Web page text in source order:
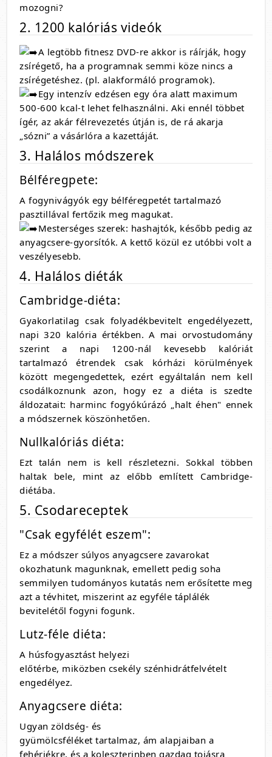
mozogni?
2. 1200 kalóriás videók
A legtöbb fitnesz DVD-re akkor is ráírják, hogy
zsírégető, ha a programnak semmi köze nincs a
zsírégetéshez. (pl. alakformáló programok).
Egy intenzív edzésen egy óra alatt maximum
500-600 kcal-t lehet felhasználni. Aki ennél többet
ígér, az akár félrevezetés útján is, de rá akarja
„sózni” a vásárlóra a kazettáját.
3. Halálos módszerek
Bélféregpete:
A fogynivágyók egy bélféregpetét tartalmazó
pasztillával fertőzik meg magukat.
Mesterséges szerek: hashajtók, később pedig az
anyagcsere-gyorsítók. A kettő közül ez utóbbi volt a
veszélyesebb.
4. Halálos diéták
Cambridge-diéta:
Gyakorlatilag csak folyadékbevitelt engedélyezett,
napi 320 kalória értékben. A mai orvostudomány
szerint a napi 1200-nál kevesebb kalóriát
tartalmazó étrendek csak kórházi körülmények
között megengedettek, ezért egyáltalán nem kell
csodálkoznunk azon, hogy ez a diéta is szedte
áldozatait: harminc fogyókúrázó „halt éhen" ennek
a módszernek köszönhetően.
Nullkalóriás diéta:
Ezt talán nem is kell részletezni. Sokkal többen
haltak bele, mint az előbb említett Cambridge-
diétába.
5. Csodareceptek
"Csak egyfélét eszem":
Ez a módszer súlyos anyagcsere zavarokat
okozhatunk magunknak, emellett pedig soha
semmilyen tudományos kutatás nem erősítette meg
azt a tévhitet, miszerint az egyféle táplálék
bevitelétől fogyni fogunk.
Lutz-féle diéta:
A húsfogyasztást helyezi
előtérbe, miközben csekély szénhidrátfelvételt
engedélyez.
Anyagcsere diéta:
Ugyan zöldség- és
gyümölcsféléket tartalmaz, ám alapjaiban a
fehérjékre, és a koleszterinben gazdag tojásra